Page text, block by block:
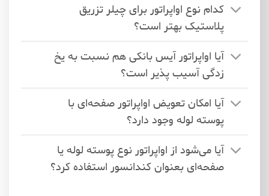
کدام نوع اواپراتور برای چیلر تزریق
پلاستیک بهتر است؟
آیا اواپراتور آیس بانکی هم نسبت به یخ
زدگی آسیب پذیر است؟
آیا امکان تعویض اواپراتور صفحه‌ای با
پوسته لوله وجود دارد؟
آیا می‌شود از اواپراتور نوع پوسته لوله یا
صفحه‌ای بعنوان کندانسور استفاده کرد؟